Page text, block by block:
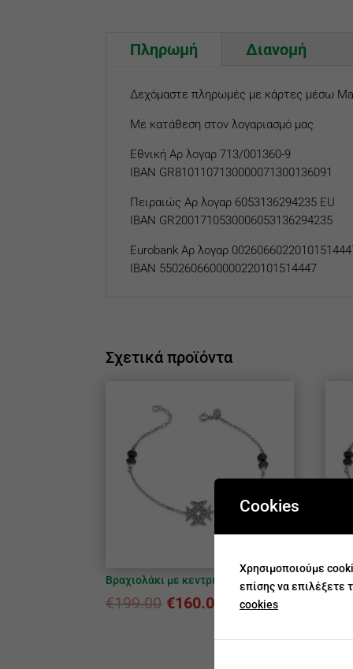
Πληρωμή Διανομή
Δεχόμαστε πληρωμές με κάρτες μέσω
Με κατάθεση στον λογαριασμό μας
Εθνική Αρ λογαρ 713/001360-9
IBAN GR8101107130000071300136091
Πειραιώς Αρ λογαρ 6053136294235 EU
IBAN GR2001710530006053136294235
EurobankΑρ λογαρ
IBAN 5502606600000220101514447
Σχετικά προϊόντα
Βραχιολάκι με κεντρικό μοτίφ
€199.00 €160.00
Cookies
Χρησιμοποιούμε
επίσης να επιλέξετε
cookies